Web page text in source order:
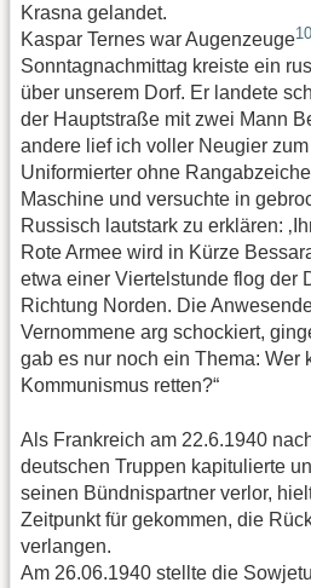
Krasna gelandet.
Kaspar Ternes war Augenzeuge
Sonntagnachmittag kreiste ein
über unserem Dorf. Er landete
der Hauptstraße mit zwei Mann
andere lief ich voller Neugier
Uniformierter ohne
Maschine und versuchte in
Russisch lautstark zu erklären:
Rote Armee wird in Kürze
etwa einer Viertelstunde flog der
Richtung Norden. Die
Vernommene arg schockiert,
gab es nur noch ein Thema: Wer
Kommunismus retten?“
Als Frankreich am 22.6.1940
deutschen Truppen kapitulierte
seinen Bündnispartner verlor,
Zeitpunkt für gekommen, die
verlangen.
Am 26.06.1940 stellte die